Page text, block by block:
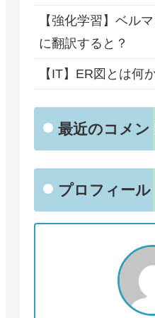
【強化学習】ベル
に翻訳すると？
【IT】ER図とは何
最近のコメン
プロフィール